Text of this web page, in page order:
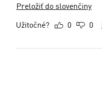
Preložiť do slovenčiny
Užitočné? 0 0